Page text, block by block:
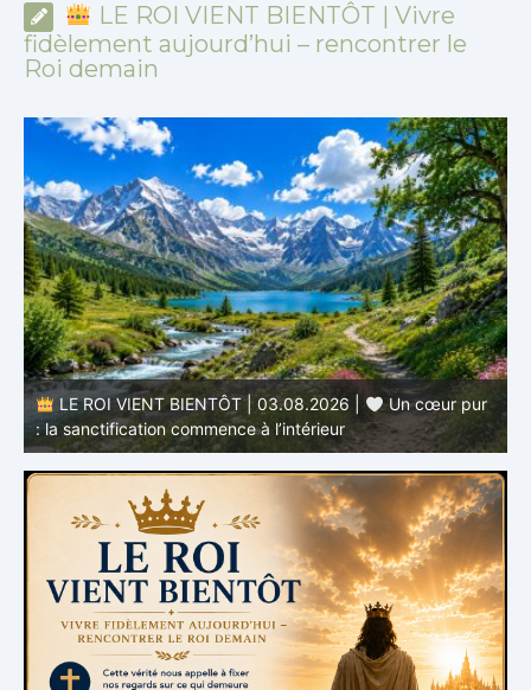
LE ROI VIENT BIENTÔT | Vivre
fidèlement aujourd’hui – rencontrer le
Roi demain
LE ROI VIENT BIENTÔT | 02.08.2026 |
Devenir
semblable au Christ : Une transformation de l’intérieur